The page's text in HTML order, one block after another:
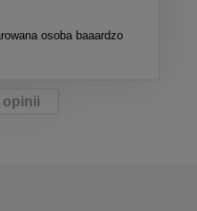
osoba baaardzo
opinii